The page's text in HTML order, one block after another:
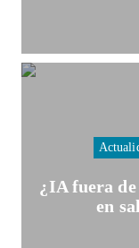
¿IA fuera
en